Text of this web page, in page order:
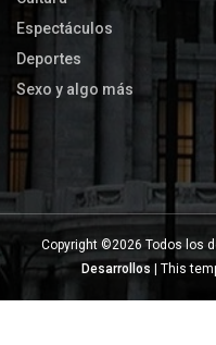
Espectáculos
Deportes
Sexo y algo más
Copyright ©2026 Todos los
Desarrollos | This